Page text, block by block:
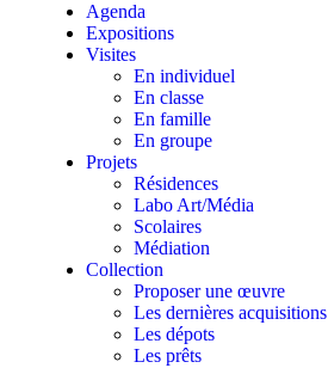
Agenda
Expositions
Visites
En individuel
En classe
En famille
En groupe
Projets
Résidences
Labo Art/Média
Scolaires
Médiation
Collection
Proposer une œuvre
Les dernières acquisitions
Les dépots
Les prêts